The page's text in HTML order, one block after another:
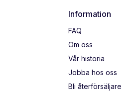
Information
FAQ
Om oss
Vår historia
Jobba hos oss
Bli återförsäljare